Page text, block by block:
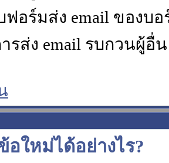
ฟอร์มส่ง email ของ
รส่ง email รบกวนผู้อื่
อใหม่ได้อย่างไร?